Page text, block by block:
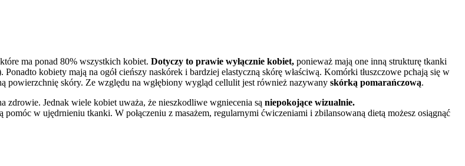
ma ponad 80% wszystkich kobiet. Dotyczy to prawie wyłącznie kobiet, ponieważ mają one inną strukturę tkanki
kobiety mają na ogół cieńszy naskórek i bardziej elastyczną skórę właściwą. Komórki tłuszczowe pchają się w
powierzchnię skóry. Ze względu na wgłębiony wygląd cellulit jest również nazywany skórką pomarańczową.
Jednak wiele kobiet uważa, że nieszkodliwe wgniecenia są niepokojące wizualnie.
w ujędrnieniu tkanki. W połączeniu z masażem, regularnymi ćwiczeniami i zbilansowaną dietą możesz osiągnąć